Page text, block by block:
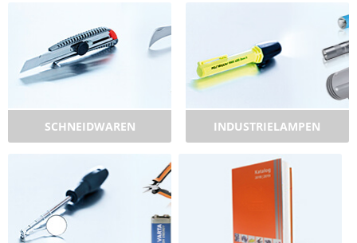
SCHNEIDWAREN INDUSTRIELAMPEN